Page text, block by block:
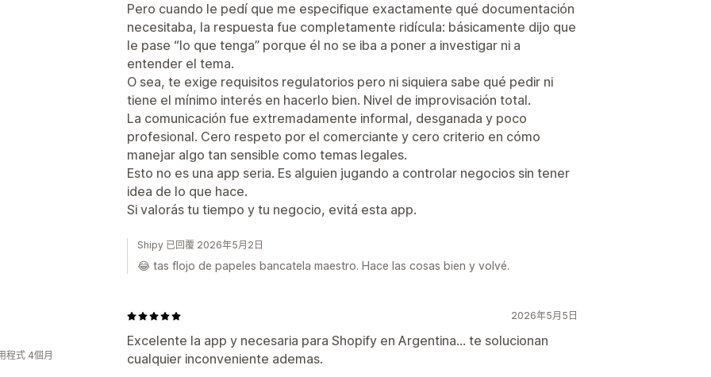
Pero cuando le pedí que me especifique exactamente qué documentación
necesitaba, la respuesta fue completamente ridícula: básicamente dijo que
le pase “lo que tenga” porque él no se iba a poner a investigar ni a
entender el tema.
O sea, te exige requisitos regulatorios pero ni siquiera sabe qué pedir ni
tiene el mínimo interés en hacerlo bien. Nivel de improvisación total.
La comunicación fue extremadamente informal, desganada y poco
profesional. Cero respeto por el comerciante y cero criterio en cómo
manejar algo tan sensible como temas legales.
Esto no es una app seria. Es alguien jugando a controlar negocios sin tener
idea de lo que hace.
Si valorás tu tiempo y tu negocio, evitá esta app.
Shipy 已回覆 2026年5月2日
😂 tas flojo de papeles bancatela maestro. Hace las cosas bien y volvé.
2026年5月5日
Excelente la app y necesaria para Shopify en Argentina... te solucionan
cualquier inconveniente ademas.
程式 4個月